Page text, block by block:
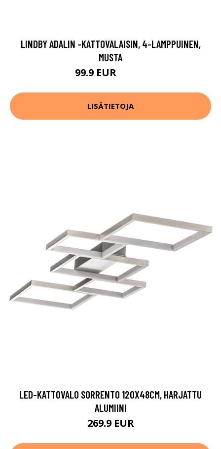
LINDBY ADALIN -KATTOVALAISIN, 4-LAMPPUINEN,
MUSTA
99.9 EUR
LISÄTIETOJA
LED-KATTOVALO SORRENTO 120X48CM, HARJATTU
ALUMIINI
269.9 EUR